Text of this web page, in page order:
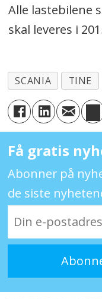
Alle lastebilene
skal leveres i
SCANIA TINE
Få gratis
Abonner på
de siste